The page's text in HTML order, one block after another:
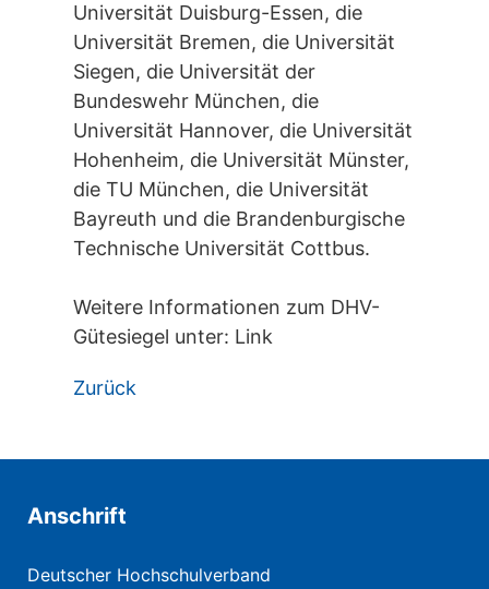
Universität Duisburg-Essen, die
Universität Bremen, die Universität
Siegen, die Universität der
Bundeswehr München, die
Universität Hannover, die Universität
Hohenheim, die Universität Münster,
die TU München, die Universität
Bayreuth und die Brandenburgische
Technische Universität Cottbus.
Weitere Informationen zum DHV-
Gütesiegel unter: Link
Zurück
Anschrift
Deutscher Hochschulverband